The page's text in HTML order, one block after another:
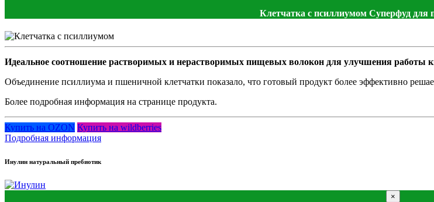
Клетчатка с псиллиумом Суперфуд для
Идеальное соотношение растворимых и нерастворимых пищевых волокон для улучшения работы
Объединение псиллиума и пшеничной клетчатки показало, что готовый продукт более эффективно
Более подробная информация на странице продукта.
Купить на OZON Купить на wildberries
Подробная информация
Инулин натуральный пребиотик
×